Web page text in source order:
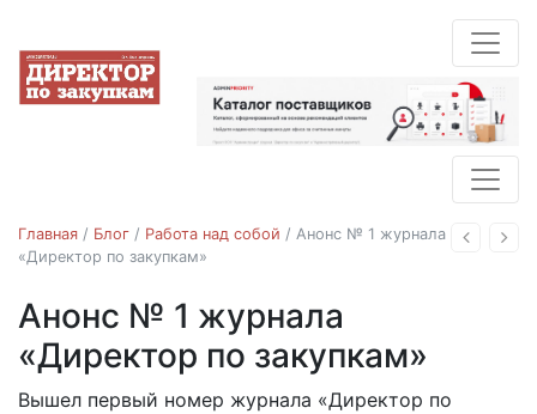
Назад
Главная / Блог / Работа над собой / Анонс № 1 журнала
«Директор по закупкам»
Работа над собой
Анонс № 1 журнала
«Директор по закупкам»
27.04.2016
Вышел первый номер журнала «Директор по